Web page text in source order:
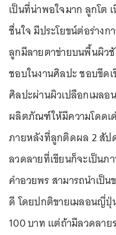
เป็นที่น่าพอใจมาก ลูกโต
ชื่นใจ มีประโยขน์ต่อร่าง
ลูกมีลายตาข่ายบนพื้นผิว
ชอบในงานศิลปะ ชอบขีด
ศิลปะผ่านผิวเปลือกเมลอ
ผลิตภัณฑ์ให้มีความโดดเ
ภายหลังที่ลูกติดผล 2 สัป
ลวดลายที่เขียนก็จะเป็น
คำอวยพร สามารถนำเป็น
ดี โดยปกติขายเมลอนญี่ปุ่
100 บาท แต่ถ้ามีลวดลาย